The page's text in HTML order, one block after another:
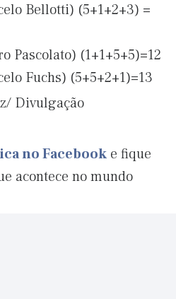
Bellotti) (5+1+2+3) =
Pascolato) (1+1+5+5)=12
Fuchs) (5+5+2+1)=13
Divulgação
no Facebook e fique
acontece no mundo